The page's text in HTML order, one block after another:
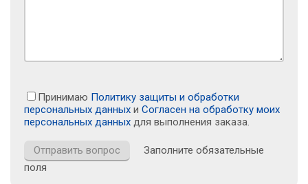
Принимаю Политику защиты и обработки
персональных данных и Согласен на обработку моих
персональных данных для выполнения заказа.
Заполните обязательные
поля